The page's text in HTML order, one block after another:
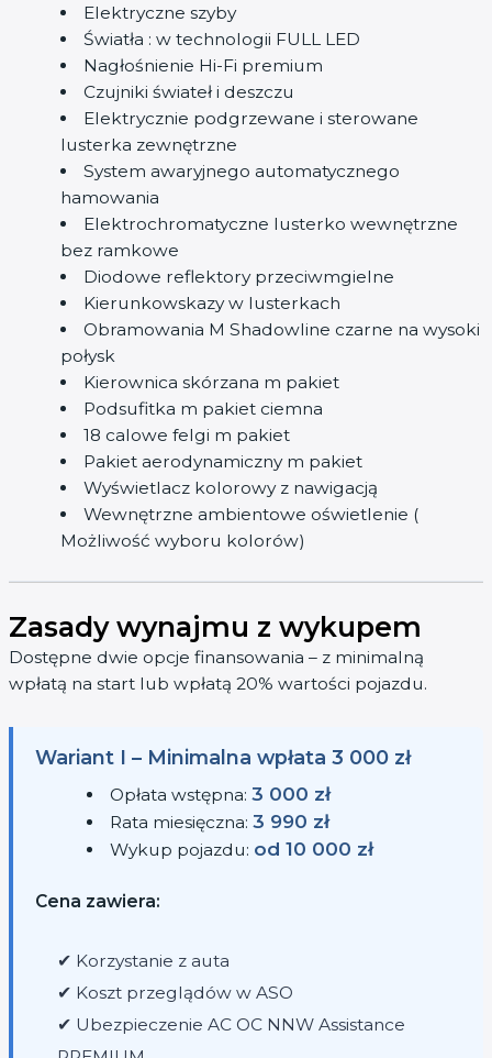
Elektryczne szyby
Światła : w technologii FULL LED
Nagłośnienie Hi-Fi premium
Czujniki świateł i deszczu
Elektrycznie podgrzewane i sterowane
lusterka zewnętrzne
System awaryjnego automatycznego
hamowania
Elektrochromatyczne lusterko wewnętrzne
bez ramkowe
Diodowe reflektory przeciwmgielne
Kierunkowskazy w lusterkach
Obramowania M Shadowline czarne na wysoki
połysk
Kierownica skórzana m pakiet
Podsufitka m pakiet ciemna
18 calowe felgi m pakiet
Pakiet aerodynamiczny m pakiet
Wyświetlacz kolorowy z nawigacją
Wewnętrzne ambientowe oświetlenie (
Możliwość wyboru kolorów)
Zasady wynajmu z wykupem
Dostępne dwie opcje finansowania – z minimalną
wpłatą na start lub wpłatą 20% wartości pojazdu.
Wariant I – Minimalna wpłata 3 000 zł
Opłata wstępna:3 000 zł
Rata miesięczna:3 990 zł
Wykup pojazdu: od 10 000 zł
Cena zawiera:
✔ Korzystanie z auta
✔ Koszt przeglądów w ASO
✔ Ubezpieczenie AC OC NNW Assistance